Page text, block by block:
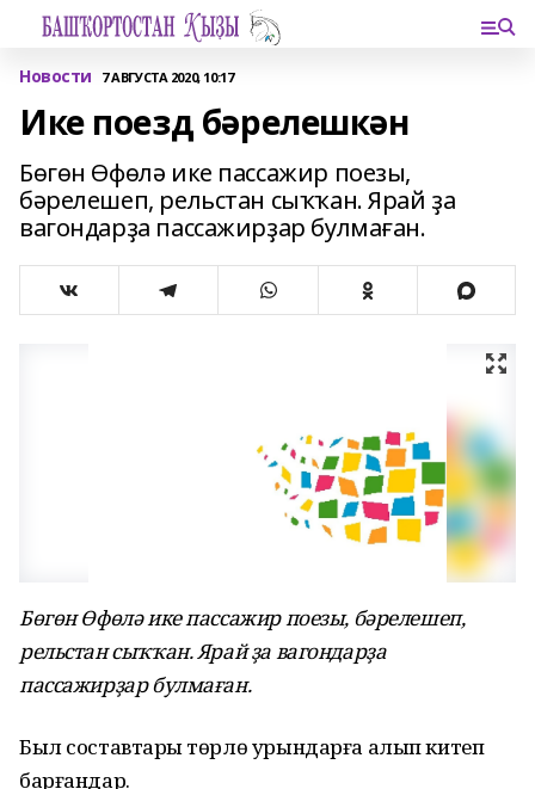
Новости 7 АВГУСТА 2020, 10:17
Ике поезд бәрелешкән
Бөгөн Өфөлә ике пассажир поезы,
бәрелешеп, рельстан сыҡҡан. Ярай ҙа
вагондарҙа пассажирҙар булмаған.
Бөгөн Өфөлә ике пассажир поезы, бәрелешеп,
рельстан сыҡҡан. Ярай ҙа вагондарҙа
пассажирҙар булмаған.
Был составтарҙы төрлө урындарға алып китеп
барғандар.